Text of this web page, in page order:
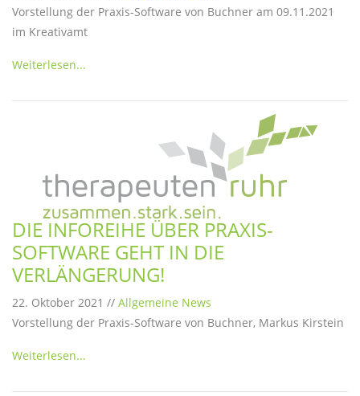
Vorstellung der Praxis-Software von Buchner am 09.11.2021
im Kreativamt
Weiterlesen...
DIE INFOREIHE ÜBER PRAXIS-
SOFTWARE GEHT IN DIE
VERLÄNGERUNG!
22. Oktober 2021 // Allgemeine News
Vorstellung der Praxis-Software von Buchner, Markus Kirstein
Weiterlesen...